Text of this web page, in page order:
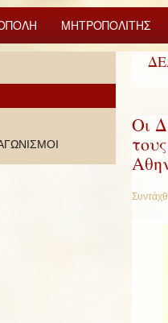
ΜΗΤΡΟΠΟΛΙΤΗΣ
Οι